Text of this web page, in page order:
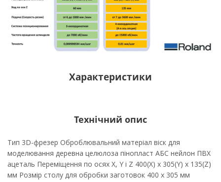
Характеристики
Технічний опис
Тип 3D-фрезер Оброблювальний матеріал віск для
моделювання деревна целюлоза пінопласт АБС нейлон ПВХ
ацеталь Переміщення по осях X, Y і Z 400(X) x 305(Y) x 135(Z)
мм Розмір столу для обробки заготовок 400 x 305 мм